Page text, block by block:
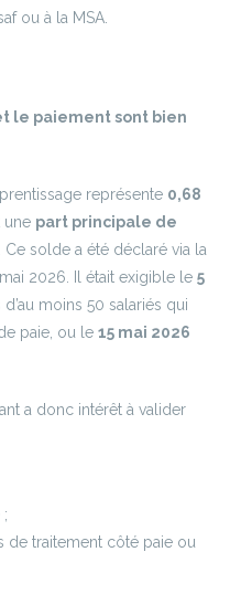
ou à la MSA.
le paiement sont bien
représente 0,68
une part principale de
. Ce solde a été déclaré via la
2026. Il était exigible le 5
moins 50 salariés qui
paie, ou le 15 mai 2026
a donc intérêt à valider
de traitement côté paie ou